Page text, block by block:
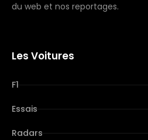
du web et nos reportages.
Les Voitures
F1
Essais
Radars